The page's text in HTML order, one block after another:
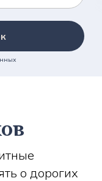
о дорогих